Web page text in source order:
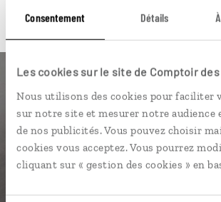
Consentement Détails
Les cookies sur le site de Comptoir des
Nous utilisons des cookies pour faciliter
sur notre site et mesurer notre audience
de nos publicités. Vous pouvez choisir
cookies vous acceptez. Vous pourrez
cliquant sur « gestion des cookies » en
Une envie de